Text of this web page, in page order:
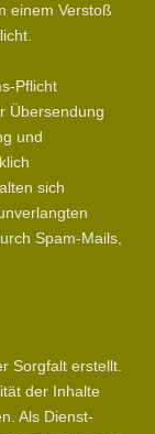
einem Verstoß
Pflicht
Übersendung
und
sich
Spam-Mails,
Sorgfalt erstellt.
der Inhalte
Als Dienst-